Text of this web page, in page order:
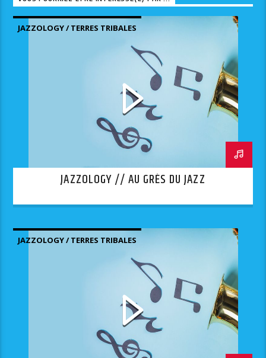
JAZZOLOGY / TERRES TRIBALES
JAZZOLOGY // AU GRÈS DU JAZZ
JAZZOLOGY / TERRES TRIBALES